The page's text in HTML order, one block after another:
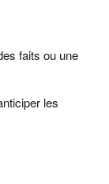
faits ou une
les